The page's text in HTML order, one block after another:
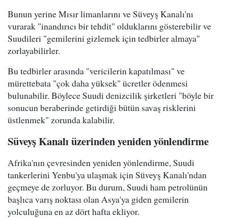
Bunun yerine Mısır limanlarını ve Süveyş Kanalı'nı
vurarak "inandırıcı bir tehdit" olduklarını gösterebilir ve
Suudileri "gemilerini gizlemek için tedbirler almaya"
zorlayabilirler.
Bu tedbirler arasında "vericilerin kapatılması" ve
mürettebata "çok daha yüksek" ücretler ödenmesi
bulunabilir. Böylece Suudi denizcilik şirketleri "böyle bir
sonucun beraberinde getirdiği bütün savaş risklerini
üstlenmek" zorunda kalabilir.
Süveyş Kanalı üzerinden yeniden yönlendirme
Afrika'nın çevresinden yeniden yönlendirme, Suudi
tankerlerini Yenbu'ya ulaşmak için Süveyş Kanalı'ndan
geçmeye de zorluyor. Bu durum, Suudi ham petrolünün
başlıca varış noktası olan Asya'ya giden gemilerin
yolculuğuna en az dört hafta ekliyor.